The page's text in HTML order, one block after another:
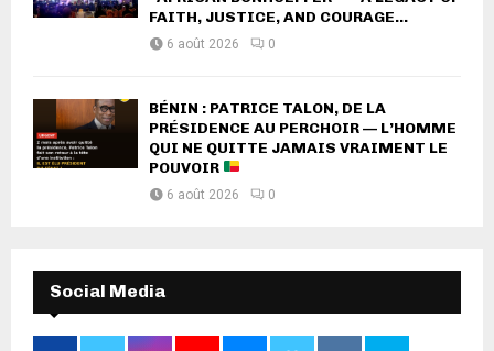
FAITH, JUSTICE, AND COURAGE...
6 août 2026 0
BÉNIN : PATRICE TALON, DE LA
PRÉSIDENCE AU PERCHOIR — L’HOMME
QUI NE QUITTE JAMAIS VRAIMENT LE
POUVOIR
6 août 2026 0
Social Media